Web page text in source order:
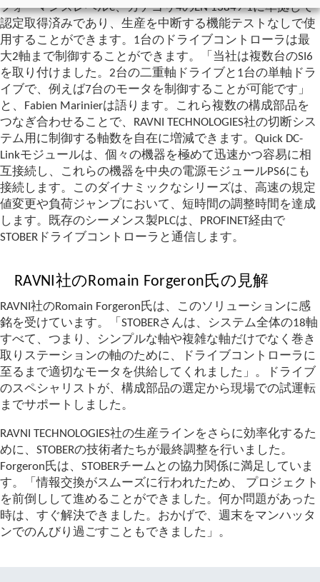
フォーマンスレベルe、カテゴリ4のEN 13849-1に準拠して
認定取得済みであり、生産を中断する機能テストなしで使
用することができます。1台のドライブコントローラは最
大2軸まで制御することができます。「当社は複数台のSI6
を取り付けました。2台の二重軸ドライブと1台の単軸ドラ
イブで、例えば7台のモータを制御することが可能です」
と、Fabien Marinierは語ります。これら複数の構成部品を
つなぎ合わせることで、RAVNI TECHNOLOGIES社の切断シス
テム用に制御する軸数を自在に増減できます。Quick DC-
Linkモジュールは、個々の機器を極めて迅速かつ容易に相
互接続し、これらの機器を中央の電源モジュールPS6にも
接続します。このダイナミックなシリーズは、高速の規定
値変更や負荷ジャンプにおいて、短時間の調整時間を達成
します。既存のシーメンス製PLCは、PROFINET経由で
STOBERドライブコントローラと通信します。
RAVNI社のRomain Forgeron氏の見解
RAVNI社のRomain Forgeron氏は、このソリューションに感
銘を受けています。「STOBERさんは、システム全体の18軸
すべて、つまり、シンプルな軸や複雑な軸だけでなく巻き
取りステーションの軸のために、ドライブコントローラに
至るまで適切なモータを供給してくれました」。ドライブ
のスペシャリストが、構成部品の選定から現場での試運転
までサポートしました。
RAVNI TECHNOLOGIES社の生産ラインをさらに効率化するた
めに、STOBERの技術者たちが最終調整を行いました。
Forgeron氏は、STOBERチームとの協力関係に満足していま
す。「情報交換がスムーズに行われたため、 プロジェクト
を前倒しして進めることができました。何か問題があった
時は、すぐ解決できました。おかげで、週末をマンハッタ
ンでのんびり過ごすこともできました」。